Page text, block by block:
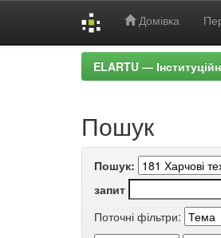
Домівка
ELARTU —
Пошук
Пошук:
запит
Поточні фільтри: